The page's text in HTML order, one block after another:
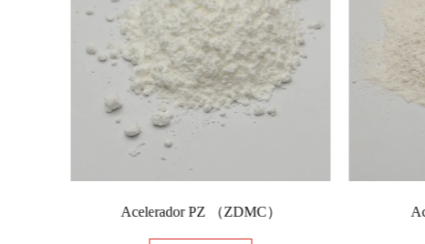
Acelerador PZ （ZDMC）